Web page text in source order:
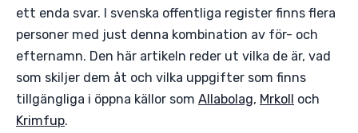
ett enda svar. I svenska offentliga register finns flera
personer med just denna kombination av för- och
efternamn. Den här artikeln reder ut vilka de är, vad
som skiljer dem åt och vilka uppgifter som finns
tillgängliga i öppna källor som Allabolag, Mrkoll och
Krimfup.